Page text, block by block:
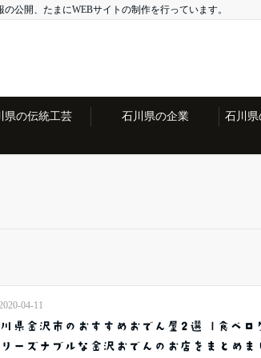
公開、たまにWEBサイトの制作を行っています。
県の伝統工芸 石川県の企業
石川県
04-11
川県金沢市のおすすめおでん屋2選 |食べ
リーズナブルな金沢おでんのお店をまとめま